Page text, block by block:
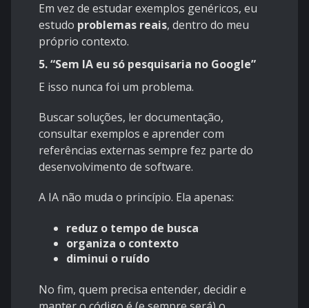
Em vez de estudar exemplos genéricos, eu
estudo problemas reais, dentro do meu
próprio contexto.
5. “Sem IA eu só pesquisaria no Google”
E isso nunca foi um problema.
Buscar soluções, ler documentação,
consultar exemplos e aprender com
referências externas sempre fez parte do
desenvolvimento de software.
A IA não muda o princípio. Ela apenas:
reduz o tempo de busca
organiza o contexto
diminui o ruído
No fim, quem precisa entender, decidir e